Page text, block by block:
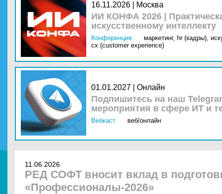
16.11.2026 | Москва
ИИ КОНФА 2026 |
искусственному интеллекту
Конференция маркетинг, hr (кадры),
cx (customer experience)
01.01.2027 | Онлайн
Подпишитесь на наш
мероприятия в сфере ИТ и
Вебкаст веб/онлайн
11.06.2026
РЕД СОФТ вносит вклад в
«Профессионалы-2026»